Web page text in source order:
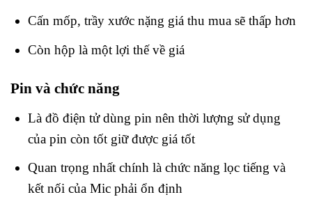
Cấn mốp, trầy xước nặng giá thu mua sẽ thấp hơn
Còn hộp là một lợi thế về giá
Pin và chức năng
Là đồ điện tử dùng pin nên thời lượng sử dụng
của pin còn tốt giữ được giá tốt
Quan trọng nhất chính là chức năng lọc tiếng và
kết nối của Mic phải ổn định